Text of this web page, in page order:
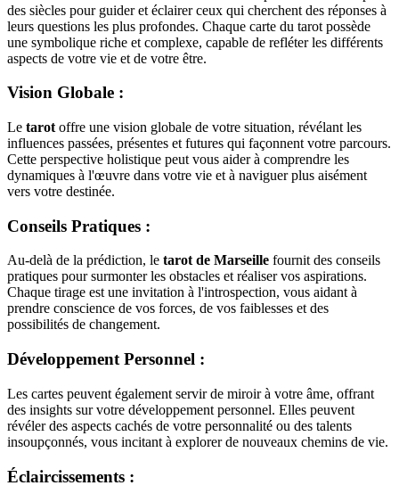
des siècles pour guider et éclairer ceux qui cherchent des réponses à
leurs questions les plus profondes. Chaque carte du tarot possède
une symbolique riche et complexe, capable de refléter les différents
aspects de votre vie et de votre être.
Vision Globale :
Le tarot offre une vision globale de votre situation, révélant les
influences passées, présentes et futures qui façonnent votre parcours.
Cette perspective holistique peut vous aider à comprendre les
dynamiques à l'œuvre dans votre vie et à naviguer plus aisément
vers votre destinée.
Conseils Pratiques :
Au-delà de la prédiction, le tarot de Marseille fournit des conseils
pratiques pour surmonter les obstacles et réaliser vos aspirations.
Chaque tirage est une invitation à l'introspection, vous aidant à
prendre conscience de vos forces, de vos faiblesses et des
possibilités de changement.
Développement Personnel :
Les cartes peuvent également servir de miroir à votre âme, offrant
des insights sur votre développement personnel. Elles peuvent
révéler des aspects cachés de votre personnalité ou des talents
insoupçonnés, vous incitant à explorer de nouveaux chemins de vie.
Éclaircissements :